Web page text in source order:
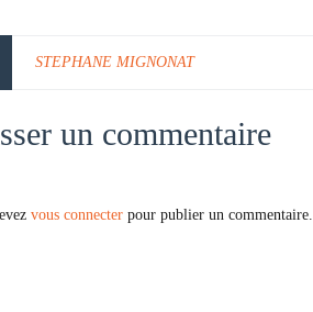
STEPHANE MIGNONAT
un commentaire
vous connecter pour publier un commentaire.